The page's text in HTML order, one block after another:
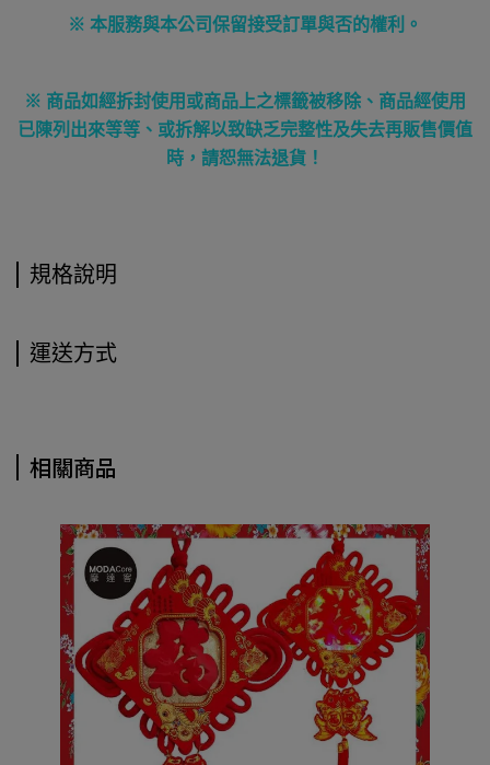
※ 本服務與本公司保留接受訂單與否的權利。
※ 商品如經拆封使用或商品上之標籤被移除、商品經使用
已陳列出來等等、或拆解以致缺乏完整性及失去再販售價值
時，請恕無法退貨！
規格說明
運送方式
相關商品